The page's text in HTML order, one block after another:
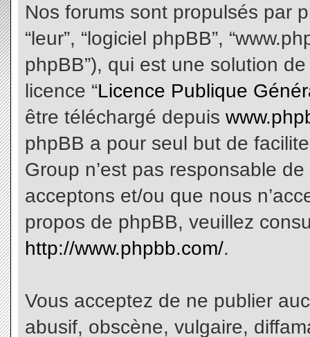
Nos forums sont propulsés par
“leur”, “logiciel phpBB”,
phpBB”), qui est une solution
licence “Licence Publique
être téléchargé depuis
phpBB a pour seul but de
Group n’est pas responsable
acceptons et/ou que nous
propos de phpBB, veuillez
http://www.phpbb.com/.
Vous acceptez de ne publier
abusif, obscène, vulgaire,